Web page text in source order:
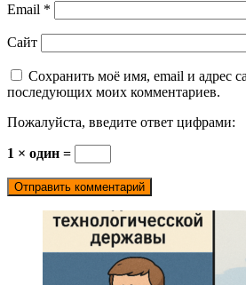
Email *
Сайт
Сохранить моё имя, email и адрес
последующих моих комментариев.
Пожалуйста, введите ответ цифрами:
1 × один =